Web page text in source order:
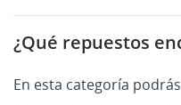
¿Qué repuestos
En esta categoría